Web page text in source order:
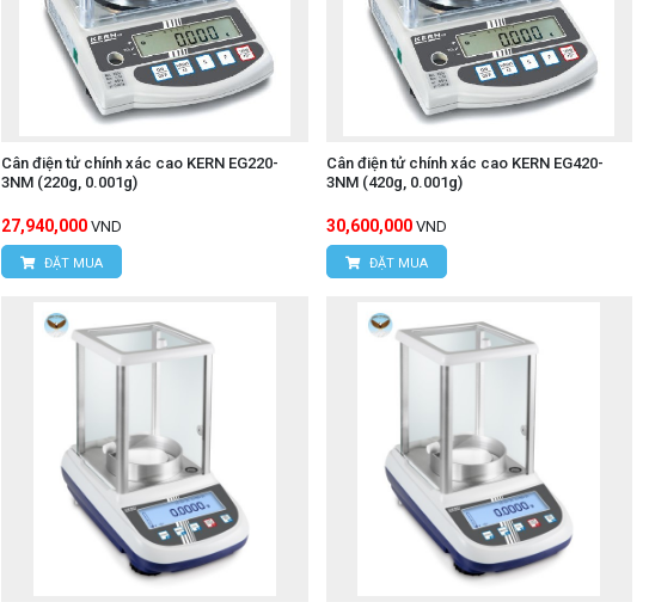
Cân điện tử chính xác cao KERN EG220-
3NM (220g, 0.001g)
27,940,000 VND
ĐẶT MUA
Cân điện tử chính xác cao KERN EG420-
3NM (420g, 0.001g)
30,600,000 VND
ĐẶT MUA